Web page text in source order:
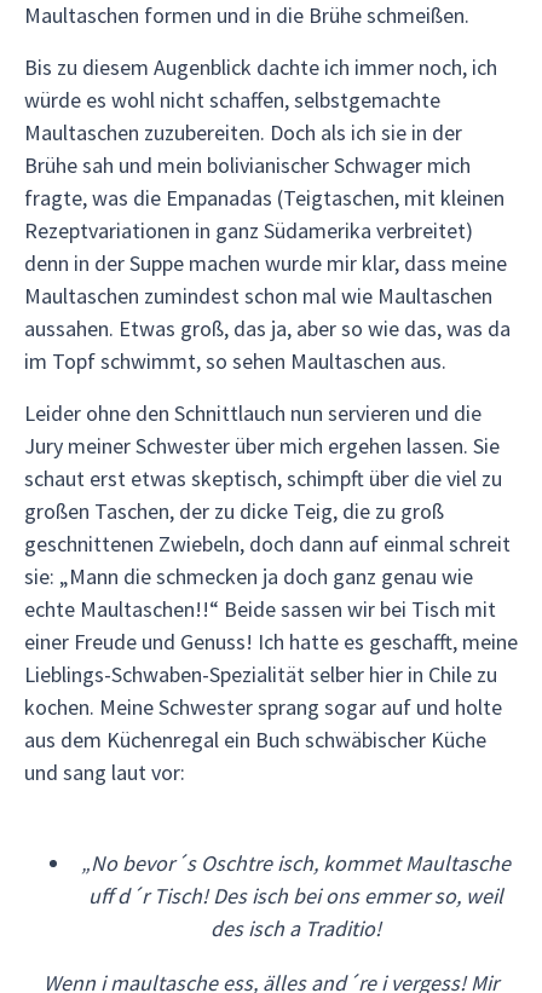
Maultaschen formen und in die Brühe schmeißen.
Bis zu diesem Augenblick dachte ich immer noch, ich
würde es wohl nicht schaffen, selbstgemachte
Maultaschen zuzubereiten. Doch als ich sie in der
Brühe sah und mein bolivianischer Schwager mich
fragte, was die Empanadas (Teigtaschen, mit kleinen
Rezeptvariationen in ganz Südamerika verbreitet)
denn in der Suppe machen wurde mir klar, dass meine
Maultaschen zumindest schon mal wie Maultaschen
aussahen. Etwas groß, das ja, aber so wie das, was da
im Topf schwimmt, so sehen Maultaschen aus.
Leider ohne den Schnittlauch nun servieren und die
Jury meiner Schwester über mich ergehen lassen. Sie
schaut erst etwas skeptisch, schimpft über die viel zu
großen Taschen, der zu dicke Teig, die zu groß
geschnittenen Zwiebeln, doch dann auf einmal schreit
sie: „Mann die schmecken ja doch ganz genau wie
echte Maultaschen!!“ Beide sassen wir bei Tisch mit
einer Freude und Genuss! Ich hatte es geschafft, meine
Lieblings-Schwaben-Spezialität selber hier in Chile zu
kochen. Meine Schwester sprang sogar auf und holte
aus dem Küchenregal ein Buch schwäbischer Küche
und sang laut vor:
„No bevor´s Oschtre isch, kommet Maultasche
uff d´r Tisch! Des isch bei ons emmer so, weil
des isch a Traditio!
Wenn i maultasche ess, älles and´re i vergess! Mir